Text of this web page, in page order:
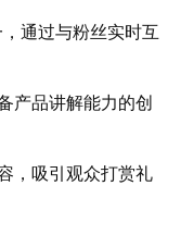
通过与粉丝实时互
产品讲解能力的创
，吸引观众打赏礼